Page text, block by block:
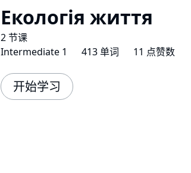
Екологія життя
2 节课
Intermediate 1
413 单词 11 点赞数
开始学习